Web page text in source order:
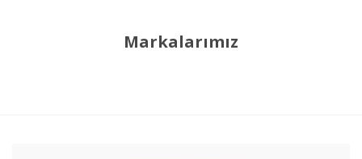
Markalarımız